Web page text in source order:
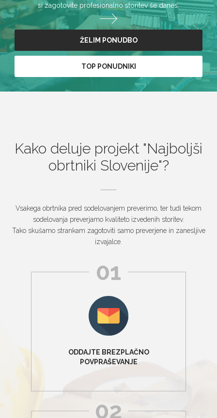
si zagotovite profesionalno storitev še danes.
ŽELIM PONUDBO
TOP PONUDNIKI
Kako deluje projekt Najboljši
obrtniki Slovenije ?
Vsakega obrtnika pred sodelovanjem preverimo, ter tudi tekom
sodelovanja preverjamo kvaliteto izvedenih storitev.
Tako skušamo strankam zagotoviti samo preverjene in zanesljive
izvajalce.
01
ODDAJTE BREZPLAČNO
POVPRAŠEVANJE
02